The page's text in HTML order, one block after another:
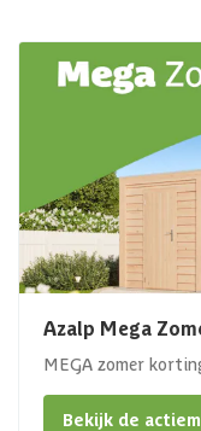
Azalp Mega
MEGA zomer
Bekijk de